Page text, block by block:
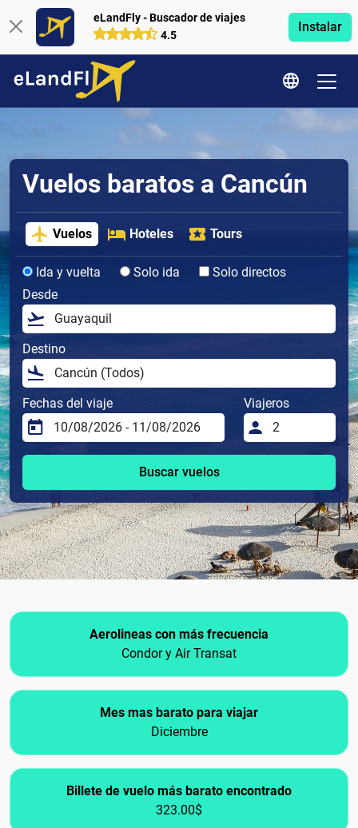
eLandFly - Buscador de viajes
4.5
Instalar
Vuelos baratos a Cancún
Vuelos Hoteles Tours
Ida y vuelta Solo ida
Solo directos
Desde
Destino
Fechas del viaje Viajeros
Buscar vuelos
Aerolineas con más frecuencia
Condor y Air Transat
Mes mas barato para viajar
Diciembre
Billete de vuelo más barato encontrado
323.00$